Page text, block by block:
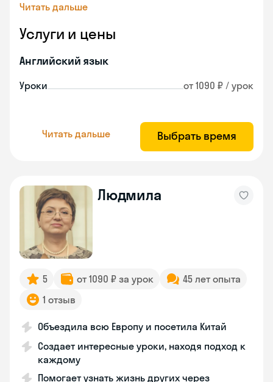
Читать дальше
Услуги и цены
Английский язык
Уроки от 1090 ₽ / урок
Читать дальше Выбрать время
Людмила
5 от 1090 ₽ за урок
45 лет опыта
1 отзыв
Объездила всю Европу и посетила Китай
Создает интересные уроки, находя подход к
каждому
Помогает узнать жизнь других через